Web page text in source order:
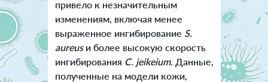
привело к незначительным
изменениям, включая менее
выраженное ингибирование S.
aureusи более высокую скорость
ингибирования C. jeikeium. Данные,
полученные на модели кожи,